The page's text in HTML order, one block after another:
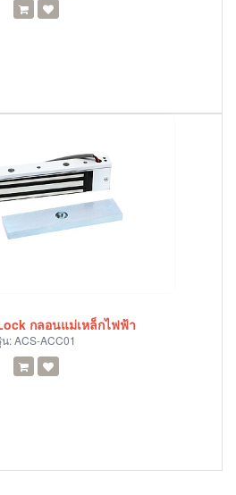
กลอนแม่เหล็กไฟฟ้า
น:ACS-ACC01